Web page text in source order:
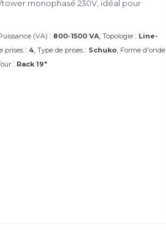
tower monophasé 230V, idéal pour
(VA) : 800-1500 VA Topologie : Line-
prises : 4 Type de prises : Schuko Forme d'onde
: Rack 19"